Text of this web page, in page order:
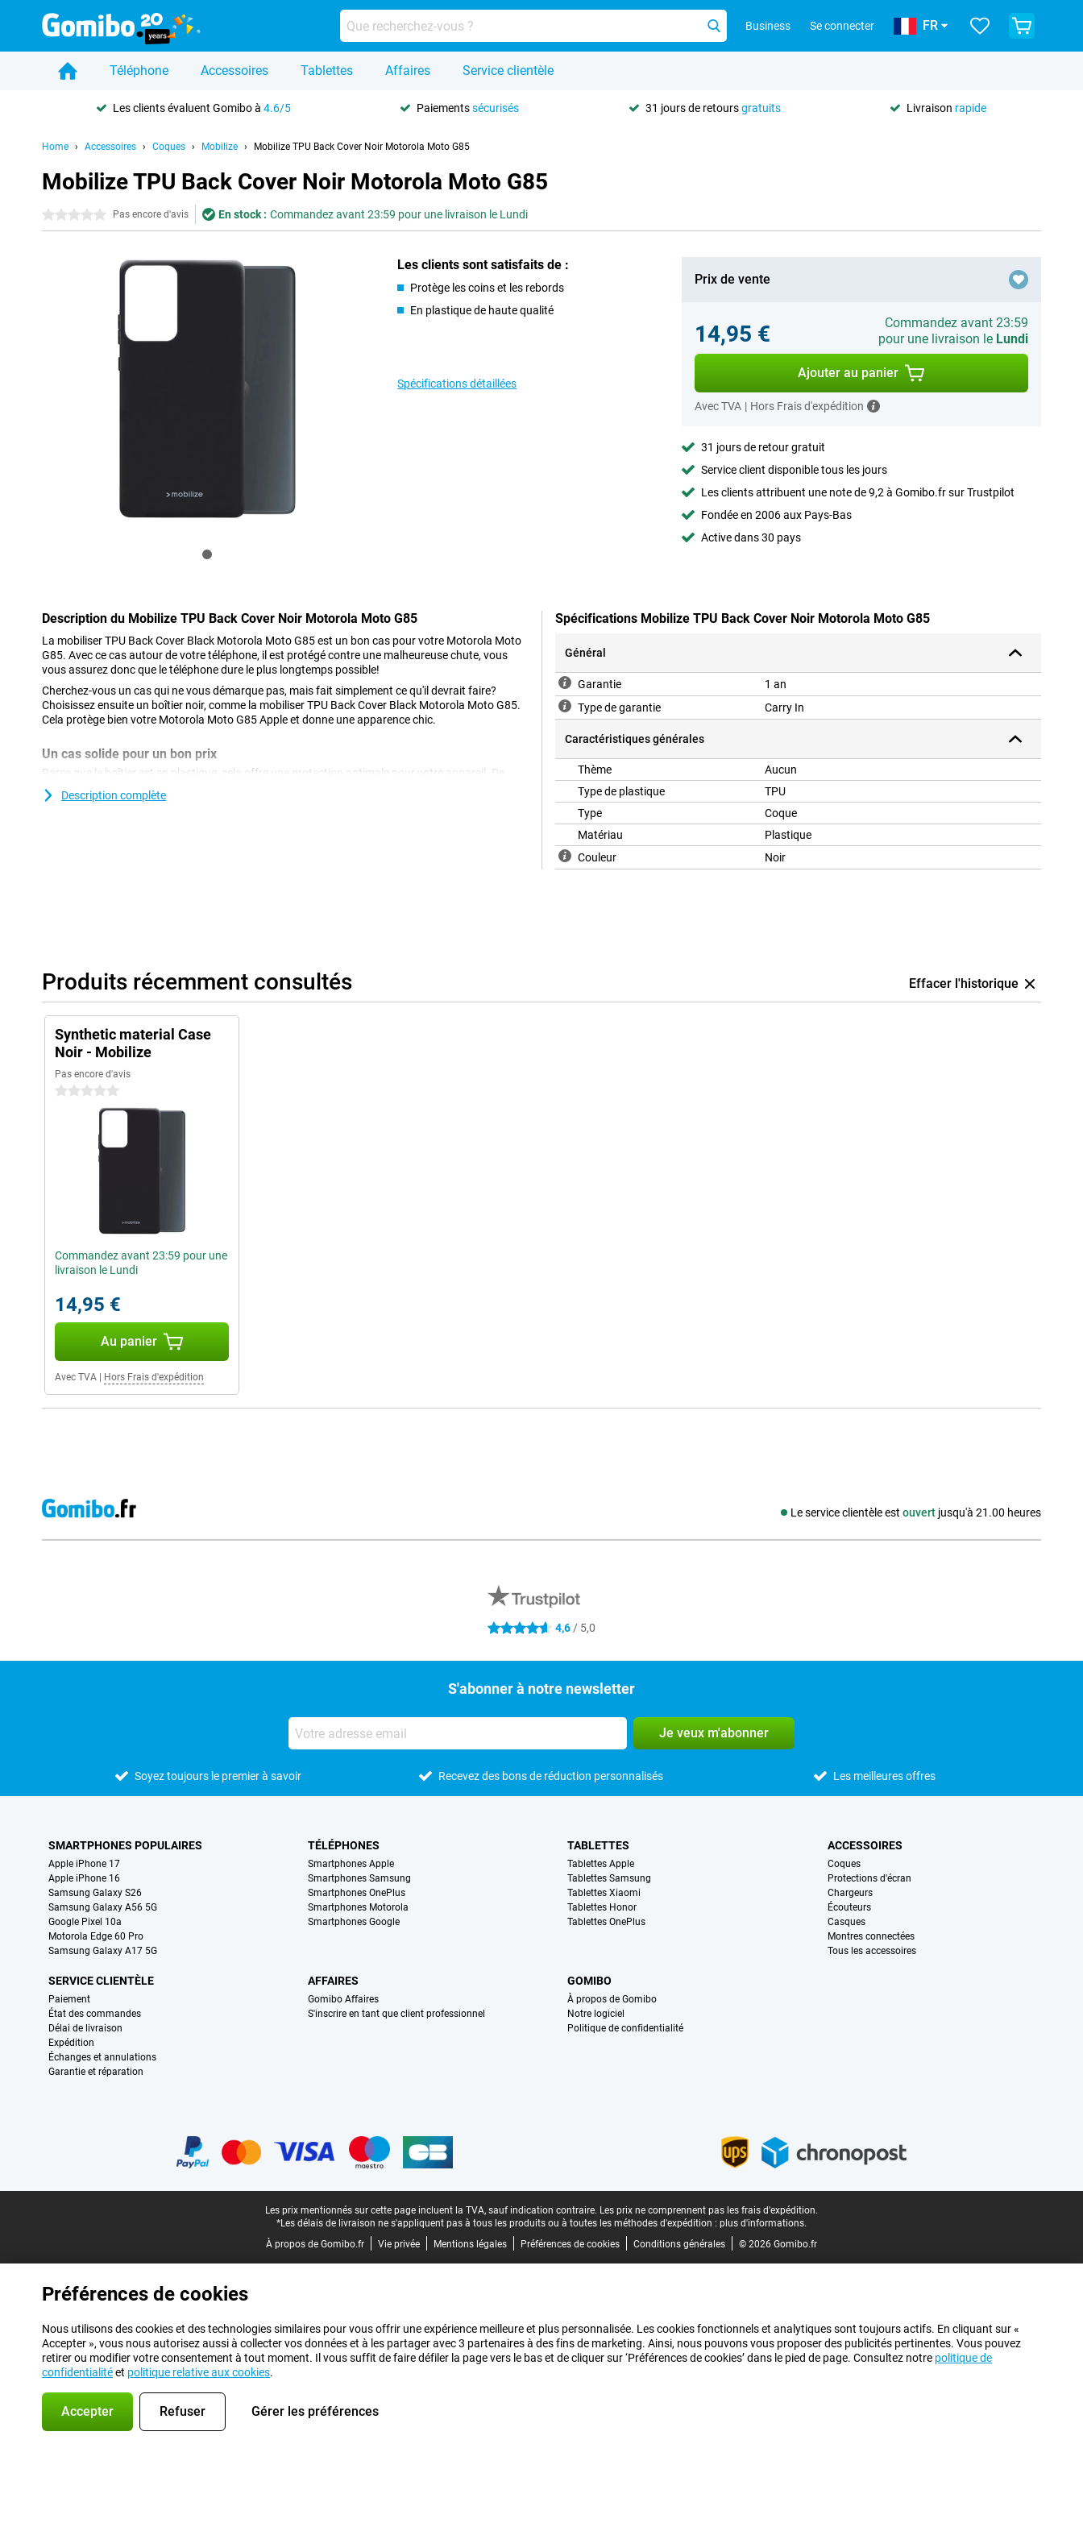
Business Se connecter FR
Téléphone Accessoires Tablettes Affaires Service clientèle
Les clients évaluent Gomibo à4.6/5 Paiementssécurisés 31 jours de retoursgratuits Livraison rapide
Home Accessoires Coques Mobilize Mobilize TPU Back Cover Noir Motorola Moto G85
Mobilize TPU Back Cover Noir Motorola Moto G85
0 étoiles Pas encore d'avis En stock : Commandez avant 23:59 pour une livraison le Lundi
Les clients sont satisfaits de :
Protège les coins et les rebords
En plastique de haute qualité
Spécifications détaillées
Prix de vente
14,95 €
Commandez avant 23:59
pour une livraison le Lundi
Ajouter au panier
Avec TVA | Hors Frais d'expédition
31 jours de retour gratuit
Service client disponible tous les jours
Les clients attribuent une note de 9,2 à Gomibo.fr sur Trustpilot
Fondée en 2006 aux Pays-Bas
Active dans 30 pays
Description du Mobilize TPU Back Cover Noir Motorola Moto G85
La mobiliser TPU Back Cover Black Motorola Moto G85 est un bon cas pour votre Motorola Moto
G85. Avec ce cas autour de votre téléphone, il est protégé contre une malheureuse chute, vous
vous assurez donc que le téléphone dure le plus longtemps possible!
Cherchez-vous un cas qui ne vous démarque pas, mais fait simplement ce qu'il devrait faire?
Choisissez ensuite un boîtier noir, comme la mobiliser TPU Back Cover Black Motorola Moto G85.
Cela protège bien votre Motorola Moto G85 Apple et donne une apparence chic.
Un cas solide pour un bon prix
Parce que le boîtier est en plastique, cela offre une protection optimale pour votre appareil. De
plus, les couvertures en plastique ne sont souvent pas aussi chères que les autres couvertures. La
couverture arrière, avec le protecteur d'écran, est peut-être l'accessoire téléphonique le plus utilisé,
Description complète
Spécifications Mobilize TPU Back Cover Noir Motorola Moto G85
Général
Garantie
1 an
Type de garantie
Carry In
Caractéristiques générales
Thème
Aucun
Type de plastique
TPU
Type
Coque
Matériau
Plastique
Couleur
Noir
Produits récemment consultés Effacer l'historique
Synthetic material Case
Noir - Mobilize
Pas encore d'avis
0 étoiles
Commandez avant 23:59 pour une
livraison le Lundi
14,95 €
Au panier
Avec TVA Hors Frais d'expédition
Le service clientèle est ouvert jusqu'à 21.00 heures
Média social
4.6 étoiles 4,6 / 5,0
S'abonner à notre newsletter
Je veux m'abonner
Soyez toujours le premier à savoir Recevez des bons de réduction personnalisés Les meilleures offres
SMARTPHONES POPULAIRES
Apple iPhone 17
Apple iPhone 16
Samsung Galaxy S26
Samsung Galaxy A56 5G
Google Pixel 10a
Motorola Edge 60 Pro
Samsung Galaxy A17 5G
TÉLÉPHONES
Smartphones Apple
Smartphones Samsung
Smartphones OnePlus
Smartphones Motorola
Smartphones Google
TABLETTES
Tablettes Apple
Tablettes Samsung
Tablettes Xiaomi
Tablettes Honor
Tablettes OnePlus
ACCESSOIRES
Coques
Protections d'écran
Chargeurs
Écouteurs
Casques
Montres connectées
Tous les accessoires
SERVICE CLIENTÈLE
Paiement
État des commandes
Délai de livraison
Expédition
Échanges et annulations
Garantie et réparation
AFFAIRES
Gomibo Affaires
S'inscrire en tant que client professionnel
GOMIBO
À propos de Gomibo
Notre logiciel
Politique de confidentialité
Les prix mentionnés sur cette page incluent la TVA, sauf indication contraire. Les prix ne comprennent pas les frais d'expédition.
*Les délais de livraison ne s'appliquent pas à tous les produits ou à toutes les méthodes d'expédition : plus d'informations.
À propos de Gomibo.fr
Vie privée Mentions légales Préférences de cookies Conditions générales © 2026 Gomibo.fr
Préférences de cookies
Nous utilisons des cookies et des technologies similaires pour vous offrir une expérience meilleure et plus personnalisée. Les cookies fonctionnels et analytiques sont toujours actifs. En cliquant sur «
Accepter », vous nous autorisez aussi à collecter vos données et à les partager avec 3 partenaires à des fins de marketing. Ainsi, nous pouvons vous proposer des publicités pertinentes. Vous pouvez
retirer ou modifier votre consentement à tout moment. Il vous suffit de faire défiler la page vers le bas et de cliquer sur ‘Préférences de cookies’ dans le pied de page. Consultez notre politique de
confidentialitéet politique relative aux cookies.
Accepter Refuser Gérer les préférences